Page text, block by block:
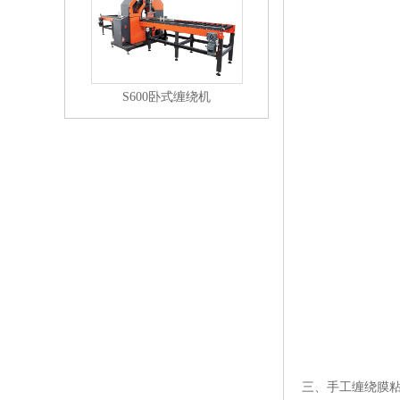
三、手工缠绕膜
S600卧式缠绕机